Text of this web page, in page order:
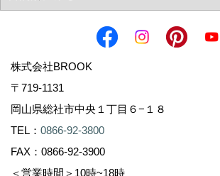
株式会社BROOK
〒719-1131
岡山県総社市中央１丁目６−１８
TEL： 0866-92-3800
FAX：0866-92-3900
＜営業時間＞10時~18時